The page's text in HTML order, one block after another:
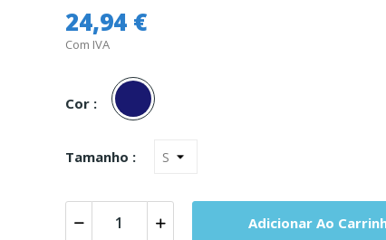
24,94 €
Com IVA
Cor :
Marinho
Tamanho :
Adicionar Ao